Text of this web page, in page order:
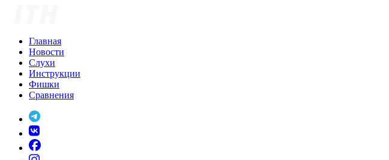
Главная
Новости
Слухи
Инструкции
Фишки
Сравнения